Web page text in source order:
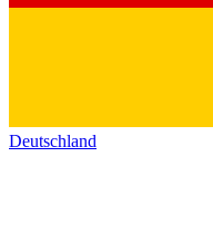
Deutschland